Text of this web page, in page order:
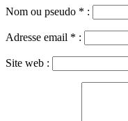
Nom ou pseudo * :
Adresse email * :
Site web :